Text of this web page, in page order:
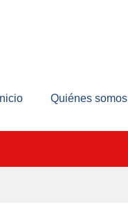
Inicio Quiénes somos